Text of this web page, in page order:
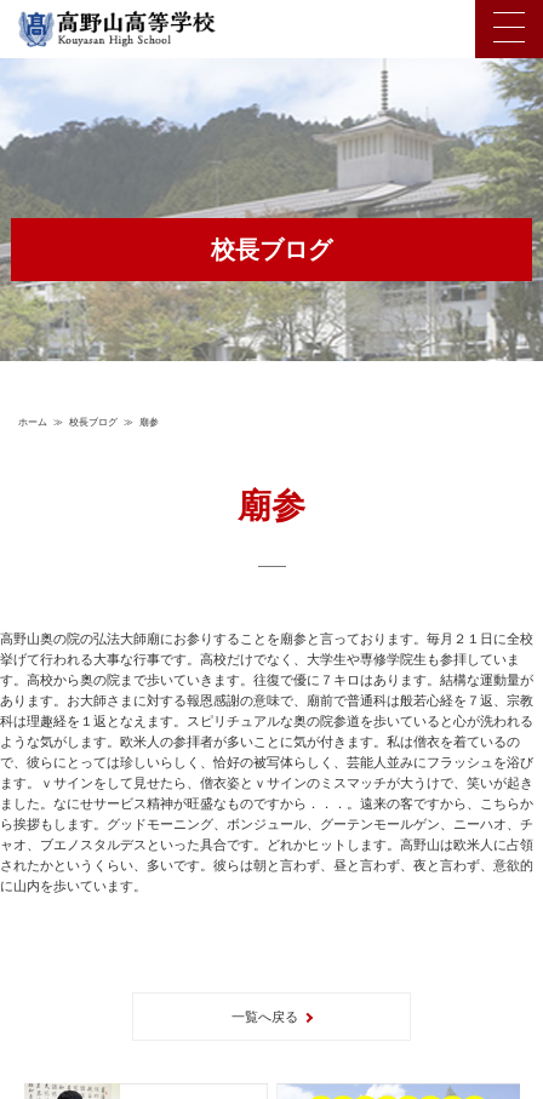
校長ブログ
ホーム ≫ 校長ブログ ≫ 廟参
廟参
高野山奥の院の弘法大師廟にお参りすることを廟参と言っております。毎月２１日に全校
挙げて行われる大事な行事です。高校だけでなく、大学生や専修学院生も参拝していま
す。高校から奥の院まで歩いていきます。往復で優に７キロはあります。結構な運動量が
あります。お大師さまに対する報恩感謝の意味で、廟前で普通科は般若心経を７返、宗教
科は理趣経を１返となえます。スピリチュアルな奥の院参道を歩いていると心が洗われる
ような気がします。欧米人の参拝者が多いことに気が付きます。私は僧衣を着ているの
で、彼らにとっては珍しいらしく、恰好の被写体らしく、芸能人並みにフラッシュを浴び
ます。ｖサインをして見せたら、僧衣姿とｖサインのミスマッチが大うけで、笑いが起き
ました。なにせサービス精神が旺盛なものですから．．．。遠来の客ですから、こちらか
ら挨拶もします。グッドモーニング、ボンジュール、グーテンモールゲン、ニーハオ、チ
ャオ、ブエノスタルデスといった具合です。どれかヒットします。高野山は欧米人に占領
されたかというくらい、多いです。彼らは朝と言わず、昼と言わず、夜と言わず、意欲的
に山内を歩いています。
一覧へ戻る